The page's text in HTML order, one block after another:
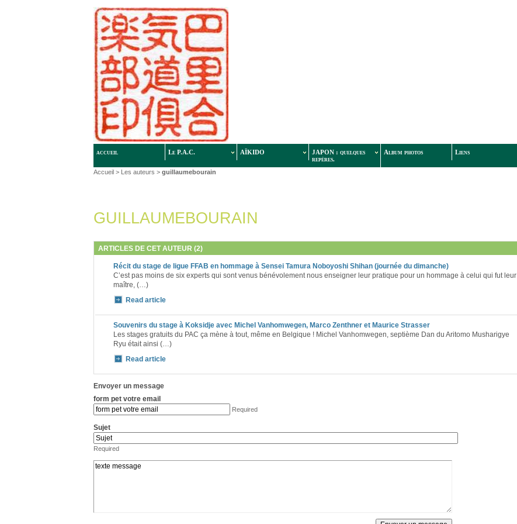
accueil Le P.A.C. AÏKIDO
JAPON : quelques
repères.
Album photos Liens
Accueil > Les auteurs > guillaumebourain
GUILLAUMEBOURAIN
ARTICLES DE CET AUTEUR (2)
Récit du stage de ligue FFAB en hommage à Sensei Tamura Noboyoshi Shihan (journée du dimanche)
C’est pas moins de six experts qui sont venus bénévolement nous enseigner leur pratique pour un hommage à celui qui fut leur
maître, (…)
Read article
Souvenirs du stage à Koksidje avec Michel Vanhomwegen, Marco Zenthner et Maurice Strasser
Les stages gratuits du PAC ça mène à tout, même en Belgique ! Michel Vanhomwegen, septième Dan du Aritomo Musharigye
Ryu était ainsi (…)
Read article
Envoyer un message
form pet votre email
Required
Sujet
Required